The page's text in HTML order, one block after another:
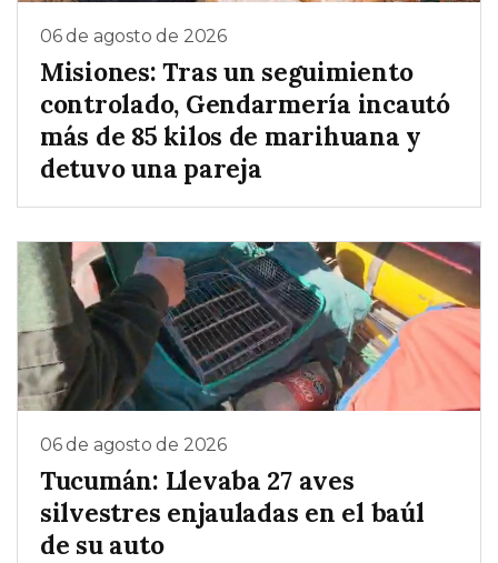
06 de agosto de 2026
Misiones: Tras un seguimiento
controlado, Gendarmería incautó
más de 85 kilos de marihuana y
detuvo una pareja
06 de agosto de 2026
Tucumán: Llevaba 27 aves
silvestres enjauladas en el baúl
de su auto